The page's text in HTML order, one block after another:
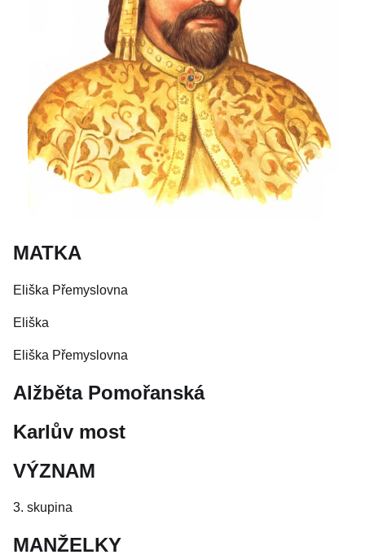
MATKA
Eliška Přemyslovna
Eliška
Eliška Přemyslovna
Alžběta Pomořanská
Karlův most
VÝZNAM
3. skupina
MANŽELKY